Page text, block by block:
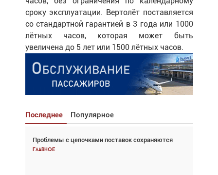
сроку эксплуатации. Вертолёт поставляется
со стандартной гарантией в 3 года или 1000
лётных часов, которая может быть
увеличена до 5 лет или 1500 лётных часов.
Последнее Популярное
Проблемы с цепочками поставок сохраняются
Главное
Взгляд с высоты: тандем вертолётов и БПЛА в
спасательных операциях